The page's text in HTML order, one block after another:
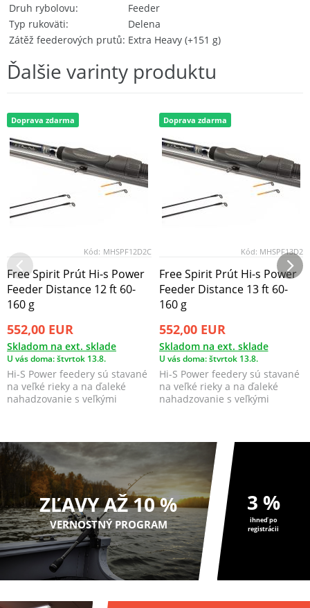
Druh rybolovu
Feeder
Typ rukoväti
Delena
Zátěž feederových prutů Extra Heavy (+151 g)
Ďalšie varinty produktu
Doprava zdarma
Kód: MHSPF12D2C
Free Spirit Prút Hi-s Power
Feeder Distance 12 ft 60-
160 g
552,00 EUR
Skladom na ext. sklade
U vás doma: štvrtok 13.8.
Hi-S Power feedery sú stavané
na veľké rieky a na ďaleké
nahadzovanie s veľkými
Doprava zdarma
Kód: MHSPF13D2
Free Spirit Prút Hi-s Power
Feeder Distance 13 ft 60-
160 g
552,00 EUR
Skladom na ext. sklade
U vás doma: štvrtok 13.8.
Hi-S Power feedery sú stavané
na veľké rieky a na ďaleké
nahadzovanie s veľkými
ZĽAVY AŽ 10 %
VERNOSTNÝ PROGRAM
3 %
ihneď po
registrácii